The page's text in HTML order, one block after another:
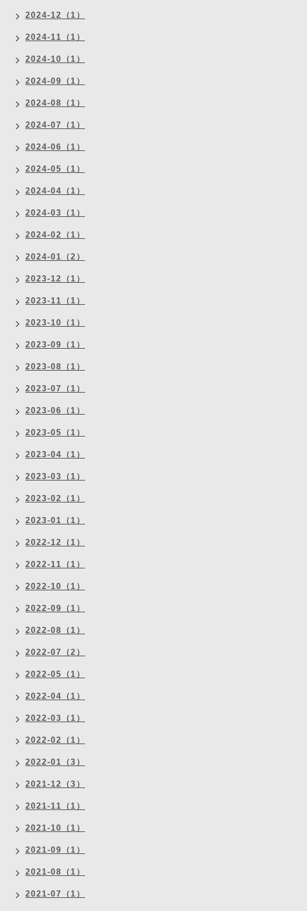
2024-12（1）
2024-11（1）
2024-10（1）
2024-09（1）
2024-08（1）
2024-07（1）
2024-06（1）
2024-05（1）
2024-04（1）
2024-03（1）
2024-02（1）
2024-01（2）
2023-12（1）
2023-11（1）
2023-10（1）
2023-09（1）
2023-08（1）
2023-07（1）
2023-06（1）
2023-05（1）
2023-04（1）
2023-03（1）
2023-02（1）
2023-01（1）
2022-12（1）
2022-11（1）
2022-10（1）
2022-09（1）
2022-08（1）
2022-07（2）
2022-05（1）
2022-04（1）
2022-03（1）
2022-02（1）
2022-01（3）
2021-12（3）
2021-11（1）
2021-10（1）
2021-09（1）
2021-08（1）
2021-07（1）